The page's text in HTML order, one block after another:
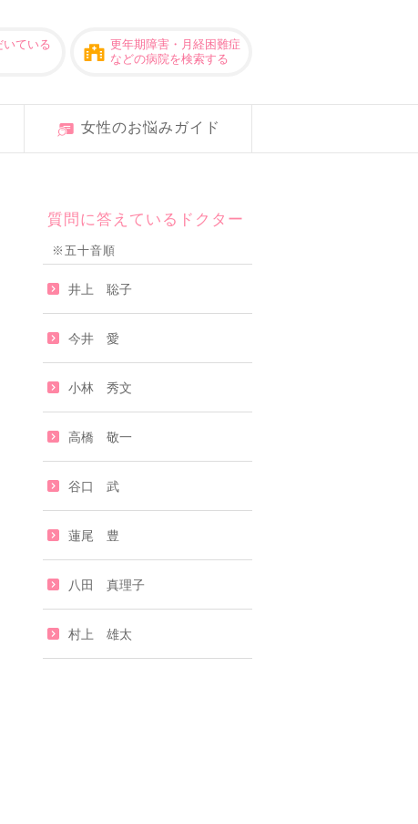
いている
更年期障害・月経困難症
などの病院を検索する
女性のお悩みガイド
質問に答えているドクター
※五十音順
井上 聡子
今井 愛
小林 秀文
高橋 敬一
谷口 武
蓮尾 豊
八田 真理子
村上 雄太